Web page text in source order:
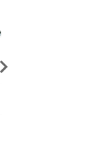
Paulo Ricardo Pereira